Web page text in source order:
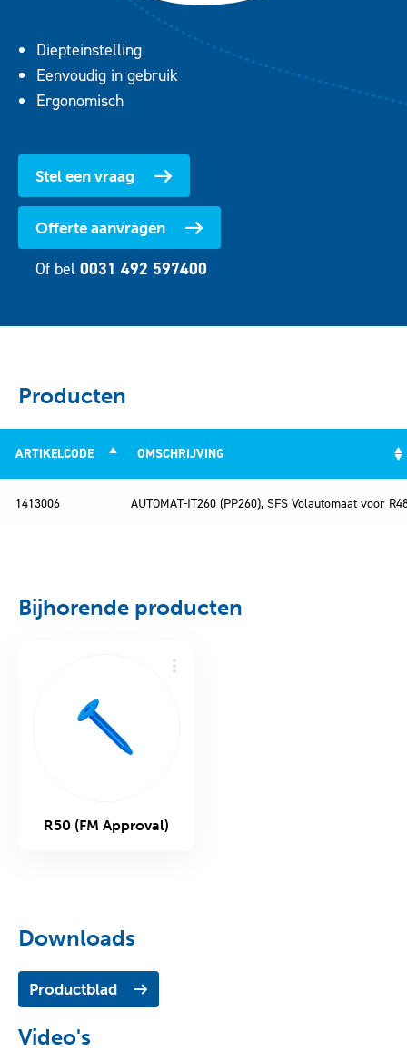
Diepteinstelling
Eenvoudig in gebruik
Ergonomisch
Stel een vraag
Offerte aanvragen
Of bel 0031 492 597400
Producten
ARTIKELCODE
OMSCHRIJVING
1413006
AUTOMAT-IT260 (PP260), SFS Volautomaat voor
Bijhorende producten
R50 (FM Approval)
Downloads
Productblad
Video's